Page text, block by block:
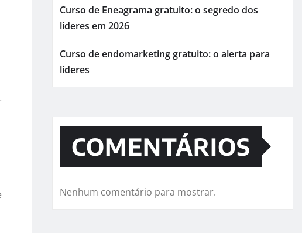
Curso de Eneagrama gratuito: o segredo dos
líderes em 2026
Curso de endomarketing gratuito: o alerta para
líderes
COMENTÁRIOS
Nenhum comentário para mostrar.